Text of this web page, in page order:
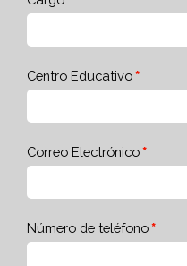
Centro Educativo
Correo Electrónico
Número de teléfono